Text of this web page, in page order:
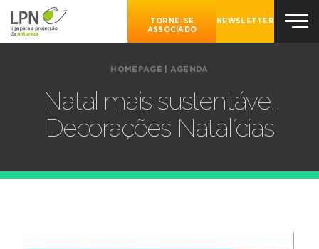
TORNE-SE
ASSOCIADO
NEWSLETTER
HOMEPAGE AGENDA
Natal mais sustentável.
Decorações Natalícias